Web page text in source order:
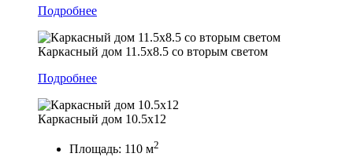
Подробнее
Каркасный дом 11.5х8.5 со вторым светом
Подробнее
Каркасный дом 10.5х12
Площадь: 110 м2